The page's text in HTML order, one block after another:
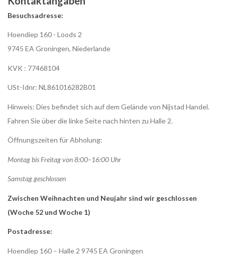
Besuchsadresse:
Hoendiep 160 - Loods 2
9745 EA Groningen, Niederlande
KVK : 77468104
USt-Idnr: NL861016282B01
Hinweis: Dies befindet sich auf dem Gelände von Nijstad Handel.
Fahren Sie über die linke Seite nach hinten zu Halle 2.
Öffnungszeiten für Abholung:
Montag bis Freitag von 8:00–16:00 Uhr
Samstag geschlossen
Zwischen Weihnachten und Neujahr sind wir geschlossen
(Woche 52 und Woche 1)
Postadresse:
Hoendiep 160 – Halle 2 9745 EA Groningen